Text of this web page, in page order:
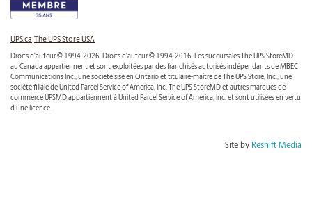
UPS.ca The UPS Store USA
Droits d'auteur © 1994-2026. Droits d'auteur © 1994-2016. Les succursales The UPS StoreMD
au Canada appartiennent et sont exploitées par des franchisés autorisés indépendants de MBEC
Communications Inc., une société sise en Ontario et titulaire-maître de The UPS Store, Inc., une
société filiale de United Parcel Service of America, Inc. The UPS StoreMD et autres marques de
commerce UPSMD appartiennent à United Parcel Service of America, Inc. et sont utilisées en vertu
d’une licence.
Site by Reshift Media